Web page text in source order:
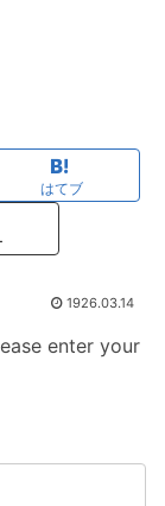
はてブ
1926.03.14
enter your